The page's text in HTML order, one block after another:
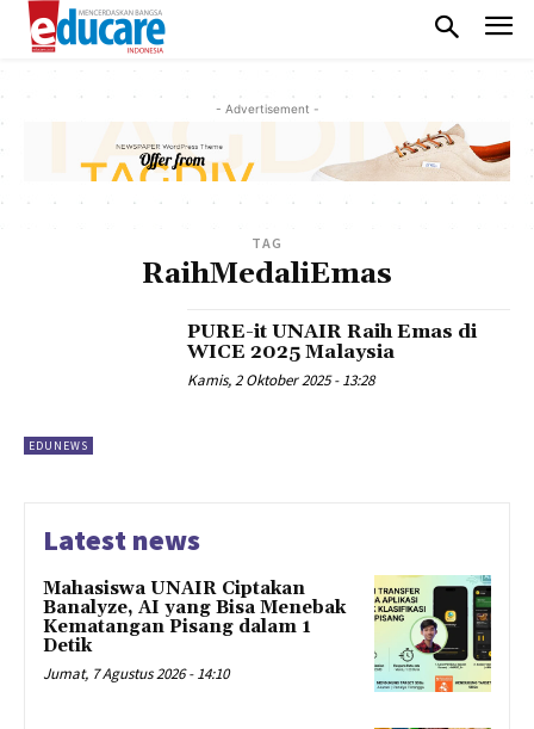
- Advertisement -
TAG
RaihMedaliEmas
EDUNEWS
PURE-it UNAIR Raih Emas di
WICE 2025 Malaysia
Kamis, 2 Oktober 2025 - 13:28
Latest news
Mahasiswa UNAIR Ciptakan
Banalyze, AI yang Bisa Menebak
Kematangan Pisang dalam 1
Detik
Jumat, 7 Agustus 2026 - 14:10